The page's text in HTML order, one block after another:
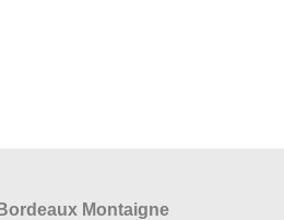
Montaigne